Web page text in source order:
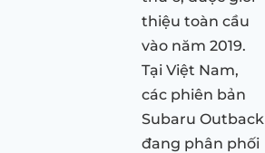
thiệu toàn cầu
vào năm 2019.
Tại Việt Nam,
các phiên bản
Subaru Outback
đang phân phối